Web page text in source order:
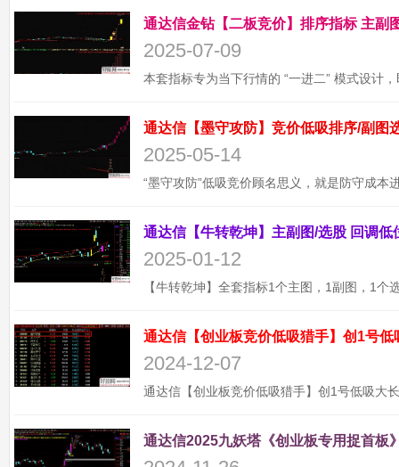
2025-07-09
2025-05-14
2025-01-12
通达信【创业板竞价低吸猎手】创1号
2024-12-07
通达信2025九妖塔《创业板专用捉首板